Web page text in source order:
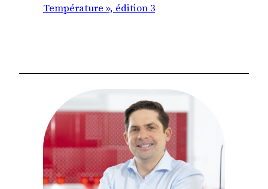
Température », édition 3